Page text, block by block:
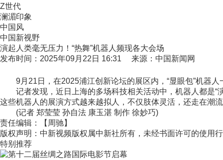
Z世代
澜湄印象
中国风
中国新视野
演起人类毫无压力！“热舞”机器人频现各大会场
发布时间：2025年09月22日 16:31 来源：中国新闻网
9月21日，在2025浦江创新论坛的展区内，“显眼包”机器人
记者发现，近日上海的多场科技相关活动中，机器人都是“
这些机器人的展演方式越来越拟人，不仅肢体灵活，还走在潮
(记者 郑莹莹 孙自法 康玉湛 制作 徐妙巧)
责任编辑：【周驰】
版权声明：中新视频版权属中新社所有，未经书面许可的使用
特别推荐